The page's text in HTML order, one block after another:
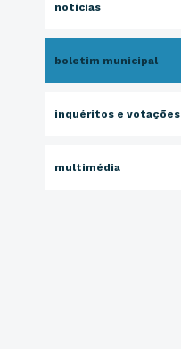
notícias
boletim municipal
inquéritos e votações
multimédia